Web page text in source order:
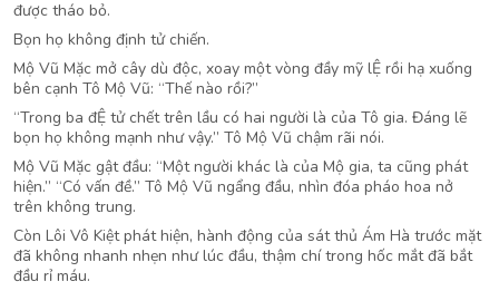
được tháo bỏ.
Bọn họ không định tử chiến.
Mộ Vũ Mặc mở cây dù độc, xoay một vòng đầy mỹ lỆ rồi hạ xuống
bên cạnh Tô Mộ Vũ: “Thế nào rồi?”
“Trong ba đỆ tử chết trên lầu có hai người là của Tô gia. Đáng lẽ
bọn họ không mạnh như vậy.” Tô Mộ Vũ chậm rãi nói.
Mộ Vũ Mặc gật đầu: “Một người khác là của Mộ gia, ta cũng phát
hiện.” “Có vấn đề.” Tô Mộ Vũ ngẩng đầu, nhìn đóa pháo hoa nở
trên không trung.
Còn Lôi Vô Kiệt phát hiện, hành động của sát thủ Ám Hà trước mặt
đã không nhanh nhẹn như lúc đầu, thậm chí trong hốc mắt đã bắt
đầu rỉ máu.